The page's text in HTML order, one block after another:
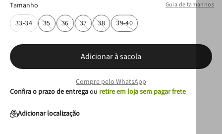
Guia de tamanhos
Tamanho
33-34
35 36 37 38 39-40
Adicionar à sacola
Compre pelo WhatsApp
Confira o prazo de entregaou retire em loja sem pagar frete
Adicionar localização